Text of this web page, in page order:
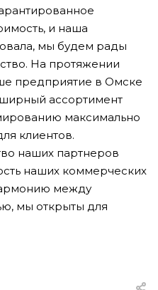
и наша
мы будем рады
На протяжении
предприятие в Омске
ассортимент
максимально
клиентов.
наших партнеров
наших коммерческих
между
мы открыты для